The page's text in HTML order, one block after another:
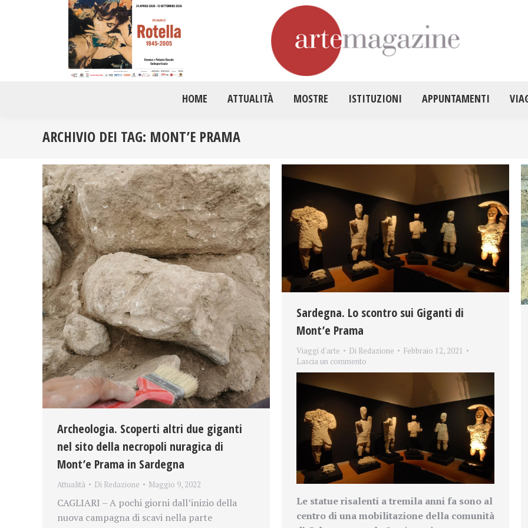
HOME ATTUALITÀ MOSTRE ISTITUZIONI APPUNTAMENTI
ARCHIVIO DEI TAG: MONT’E PRAMA
Archeologia. Scoperti altri due giganti
nel sito della necropoli nuragica di
Mont’e Prama in Sardegna
Attualità Di Redazione Maggio 9, 2022
CAGLIARI – A pochi giorni dall’inizio della
nuova campagna di scavi nella parte
Sardegna. Lo scontro sui Giganti di
Mont’e Prama
Viaggi d'arte Di Redazione
Febbraio 12, 2021
Lascia un commento
Le statue risalenti a tremila anni fa sono al
centro di una mobilitazione della comunità
HOME